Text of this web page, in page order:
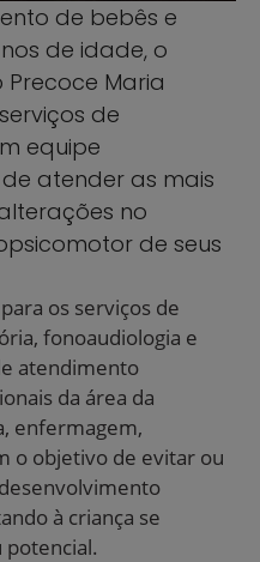
de bebês e
de idade, o
Maria
de
equipe
atender as mais
no
de seus
os serviços de
fonoaudiologia e
atendimento
da área da
enfermagem,
o objetivo de evitar ou
à criança se